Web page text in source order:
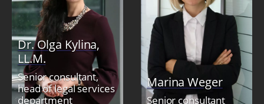
Dr. Olga Kylina,
LL.M.
Senior consultant,
head of legal services
department
Marina Weger
Senior consultant